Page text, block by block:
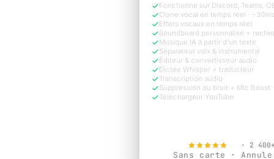
Fonctionne sur Discord, Teams,
Clone vocal en temps réel · ~30ms
Effets vocaux en temps réel
Soundboard personnalisé +
Musique IA à partir d'un texte
Séparateur voix & instrumental
Éditeur & convertisseur audio
Dictée Whisper + traducteur
Transcription audio
Suppression du bruit + Mic Boost
Téléchargeur YouTube
· 2
Sans carte ·